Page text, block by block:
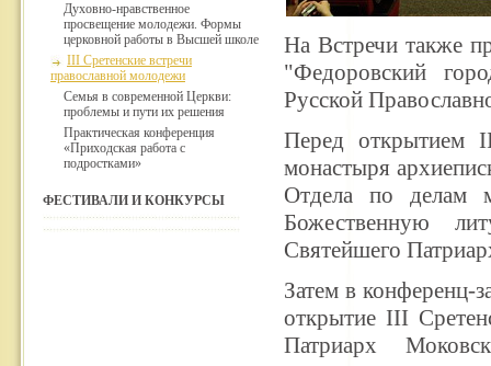
Духовно-нравственное
просвещение молодежи. Формы
церковной работы в Высшей школе
III Сретенские встречи
православной молодежи
Семья в современной Церкви:
проблемы и пути их решения
Практическая конференция
«Приходская работа с
подростками»
ФЕСТИВАЛИ И КОНКУРСЫ
На Встречи также
"Федоровский
Русской
Перед открытием
монастыря
Отдела по делам
Божественную
Святейшего
Затем в конференц-
открытие III
Патриарх